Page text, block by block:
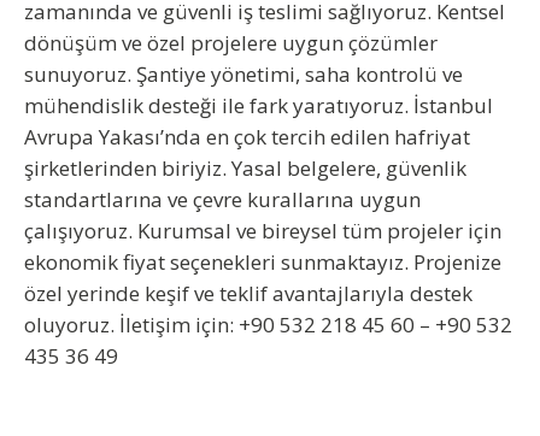
zamanında ve güvenli iş teslimi sağlıyoruz. Kentsel
dönüşüm ve özel projelere uygun çözümler
sunuyoruz. Şantiye yönetimi, saha kontrolü ve
mühendislik desteği ile fark yaratıyoruz. İstanbul
Avrupa Yakası’nda en çok tercih edilen hafriyat
şirketlerinden biriyiz. Yasal belgelere, güvenlik
standartlarına ve çevre kurallarına uygun
çalışıyoruz. Kurumsal ve bireysel tüm projeler için
ekonomik fiyat seçenekleri sunmaktayız. Projenize
özel yerinde keşif ve teklif avantajlarıyla destek
oluyoruz. İletişim için: +90 532 218 45 60 – +90 532
435 36 49